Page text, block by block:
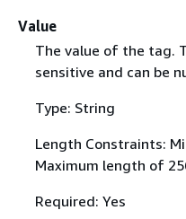
Value
The value of the tag.
sensitive and can be
Type: String
Length Constraints:
Maximum length of
Required: Yes